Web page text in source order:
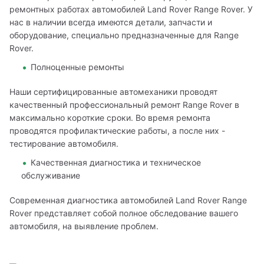
ремонтных работах автомобилей Land Rover Range Rover. У
нас в наличии всегда имеются детали, запчасти и
оборудование, специально предназначенные для Range
Rover.
Полноценные ремонты
Наши сертифицированные автомеханики проводят
качественный профессиональный ремонт Range Rover в
максимально короткие сроки. Во время ремонта
проводятся профилактические работы, а после них -
тестирование автомобиля.
Качественная диагностика и техническое
обслуживание
Современная диагностика автомобилей Land Rover Range
Rover представляет собой полное обследование вашего
автомобиля, на выявление проблем.